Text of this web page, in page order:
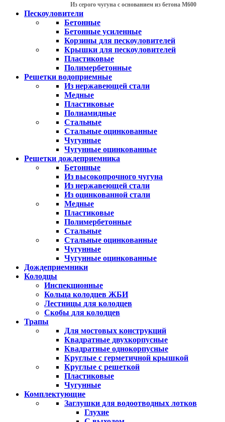
Из серого чугуна с основанием из бетона М600
Пескоуловители
Бетонные
Бетонные усиленные
Корзины для пескоуловителей
Крышки для пескоуловителей
Пластиковые
Полимербетонные
Решетки водоприемные
Из нержавеющей стали
Медные
Пластиковые
Полиамидные
Стальные
Стальные оцинкованные
Чугунные
Чугунные оцинкованные
Решетки дождеприемника
Бетонные
Из высокопрочного чугуна
Из нержавеющей стали
Из оцинкованной стали
Медные
Пластиковые
Полимербетонные
Стальные
Стальные оцинкованные
Чугунные
Чугунные оцинкованные
Дождеприемники
Колодцы
Инспекционные
Кольца колодцев ЖБИ
Лестницы для колодцев
Скобы для колодцев
Трапы
Для мостовых конструкций
Квадратные двухкорпусные
Квадратные однокорпусные
Круглые с герметичной крышкой
Круглые с решеткой
Пластиковые
Чугунные
Комплектующие
Заглушки для водоотводных лотков
Глухие